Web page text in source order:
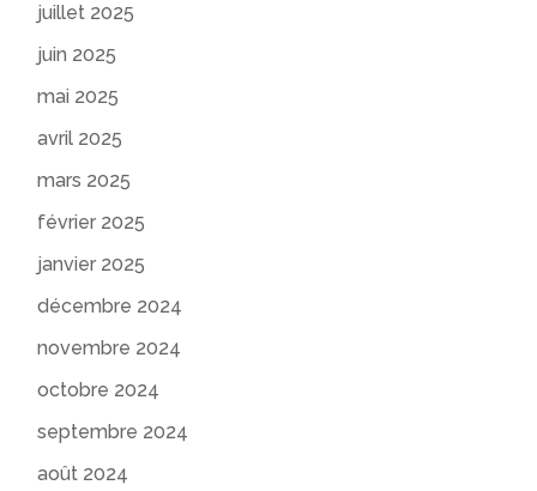
juillet 2025
juin 2025
mai 2025
avril 2025
mars 2025
février 2025
janvier 2025
décembre 2024
novembre 2024
octobre 2024
septembre 2024
août 2024